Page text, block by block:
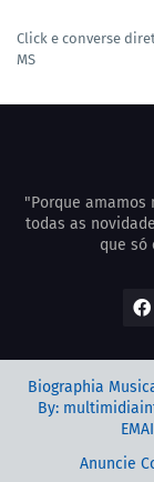
Click e converse
MS
"Porque amamos
todas as
que só
Biographia
By:
Anuncie